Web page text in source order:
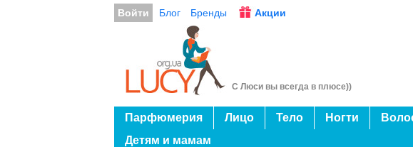
Войти Блог Бренды Акции
С Люси вы всегда в плюсе))
Парфюмерия Лицо Тело Ногти
Детям и мамам